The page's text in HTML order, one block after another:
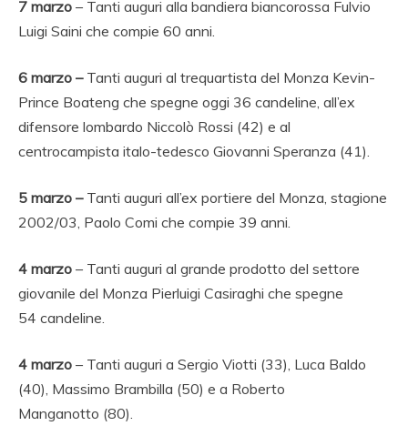
7 marzo – Tanti auguri alla bandiera biancorossa Fulvio
Luigi Saini che compie 60 anni.
6 marzo – Tanti auguri al trequartista del Monza Kevin-
Prince Boateng che spegne oggi 36 candeline, all’ex
difensore lombardo Niccolò Rossi (42) e al
centrocampista italo-tedesco Giovanni Speranza (41).
5 marzo – Tanti auguri all’ex portiere del Monza, stagione
2002/03, Paolo Comi che compie 39 anni.
4 marzo – Tanti auguri al grande prodotto del settore
giovanile del Monza Pierluigi Casiraghi che spegne
54 candeline.
4 marzo – Tanti auguri a Sergio Viotti (33), Luca Baldo
(40), Massimo Brambilla (50) e a Roberto
Manganotto (80).